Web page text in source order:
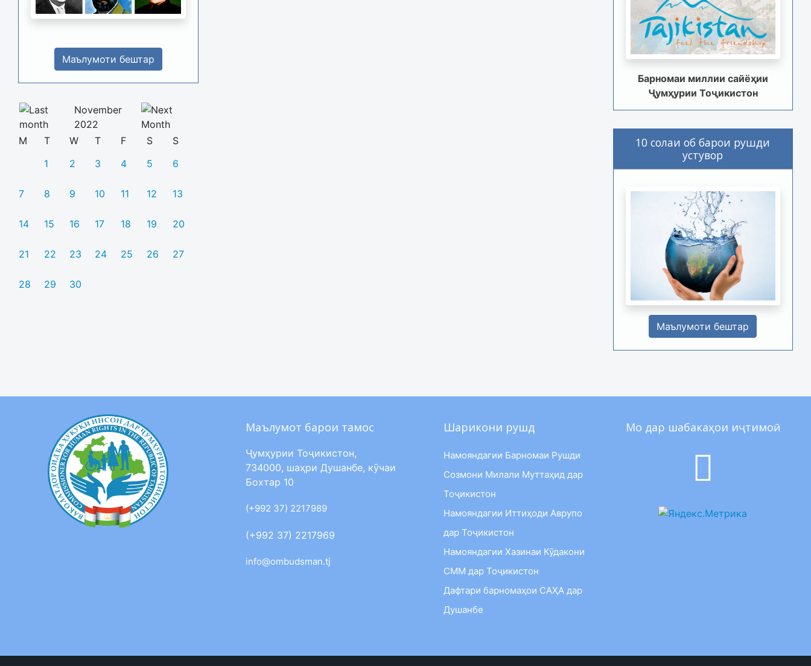
Маълумоти бештар
November
2022
M
T W T F S
S
1
2 3 4 5 6
7 8 9 10 11 12 13
14 15 16 17 18 19 20
21 22 23 24 25 26 27
28 29 30
Барномаи миллии сайёҳии
Ҷумҳурии Тоҷикистон
10 солаи об барои рушди
устувор
Маълумоти бештар
Маълумот барои тамос
Ҷумҳурии Тоҷикистон,
734000, шаҳри Душанбе, кӯчаи
Бохтар 10
(+992 37) 2217989
(+992 37) 2217969
info@ombudsman.tj
Шарикони рушд
Намояндагии Барномаи Рушди
Созмони Милали Муттаҳид дар
Тоҷикистон
Намояндагии Иттиҳоди Аврупо
дар Тоҷикистон
Намояндагии Хазинаи Кӯдакони
СММ дар Тоҷикистон
Дафтари барномаҳои САҲА дар
Душанбе
Мо дар шабакаҳои иҷтимоӣ